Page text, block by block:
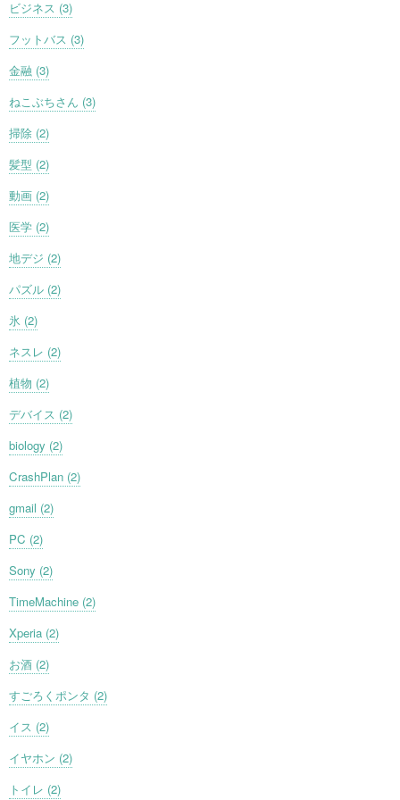
ビジネス (3)
フットバス (3)
金融 (3)
ねこぶちさん (3)
掃除 (2)
髪型 (2)
動画 (2)
医学 (2)
地デジ (2)
パズル (2)
氷 (2)
ネスレ (2)
植物 (2)
デバイス (2)
biology (2)
CrashPlan (2)
gmail (2)
PC (2)
Sony (2)
TimeMachine (2)
Xperia (2)
お酒 (2)
すごろくポンタ (2)
イス (2)
イヤホン (2)
トイレ (2)